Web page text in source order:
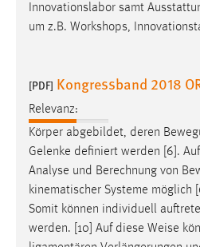
Innovationslabor samt
um z.B. Workshops,
[PDF] Kongressband 2018
Relevanz:
Körper abgebildet, deren
Gelenke definiert werden [6].
Analyse und Berechnung von
kinematischer Systeme möglich
Somit können individuell
werden. [10] Auf diese Weise